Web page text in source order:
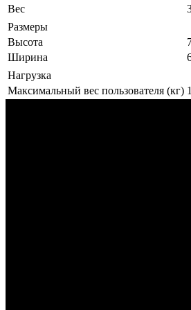
Вес
Размеры
Высота
Ширина
Нагрузка
Максимальный вес пользователя (кг)